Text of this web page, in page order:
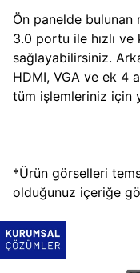
Ön panelde bulunan
3.0 portu ile hızlı ve
sağlayabilirsiniz.
HDMI, VGA ve ek 4
tüm işlemleriniz için
*Ürün görselleri
olduğunuz içeriğe